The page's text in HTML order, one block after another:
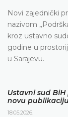
Novi zajednički
nazivom
kroz ustavno
godine u
u Sarajevu.
Ustavni sud
novu
18.05.2026.